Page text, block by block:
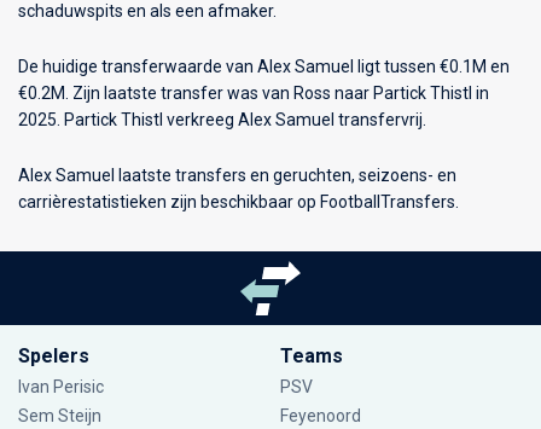
schaduwspits en als een afmaker.
De huidige transferwaarde van Alex Samuel ligt tussen €0.1M en
€0.2M. Zijn laatste transfer was van Ross naar Partick Thistl in
2025. Partick Thistl verkreeg Alex Samuel transfervrij.
Alex Samuel laatste transfers en geruchten, seizoens- en
carrièrestatistieken zijn beschikbaar op FootballTransfers.
Spelers
Ivan Perisic
Sem Steijn
Teams
PSV
Feyenoord